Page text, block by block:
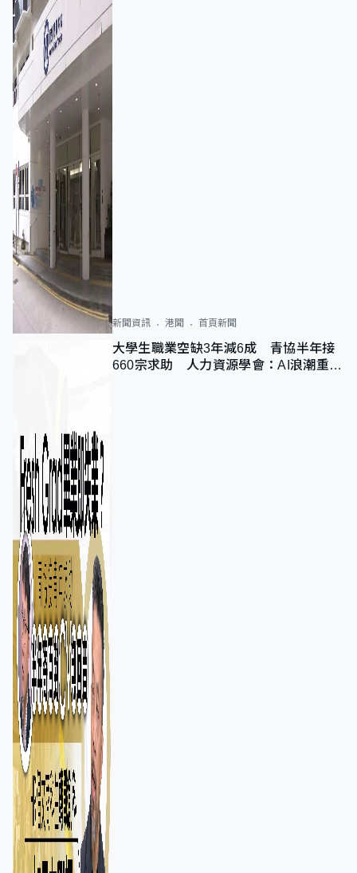
新聞資訊 港聞 首頁新聞
大學生職業空缺3年減6成 青協半年接
660宗求助 人力資源學會：AI浪潮重整